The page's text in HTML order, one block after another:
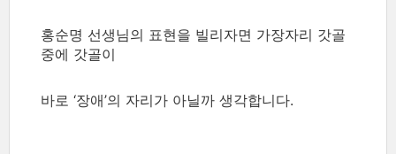
홍순명 선생님의 표현을 빌리자면 가장자리 갓골
중에 갓골이
바로 ‘장애’의 자리가 아닐까 생각합니다.